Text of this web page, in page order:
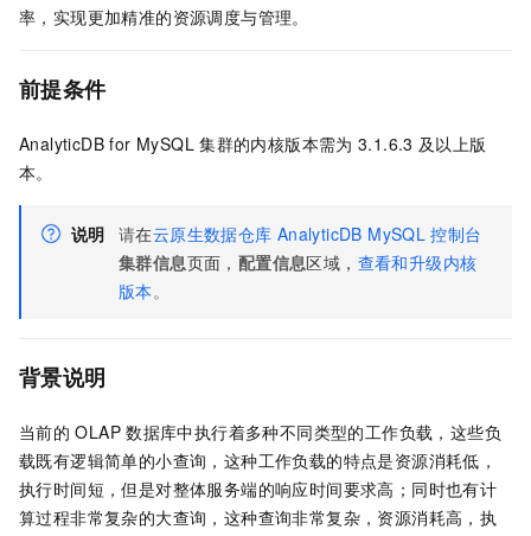
率，实现更加精准的资源调度与管理。
前提条件
AnalyticDB for MySQL 集群的内核版本需为 3.1.6.3 及以上版
本。
说明 请在云原生数据仓库 AnalyticDB MySQL 控制台
集群信息页面， 配置信息区域， 查看和升级内核
版本。
背景说明
当前的 OLAP 数据库中执行着多种不同类型的工作负载，这些负
载既有逻辑简单的小查询，这种工作负载的特点是资源消耗低，
执行时间短，但是对整体服务端的响应时间要求高；同时也有计
算过程非常复杂的大查询，这种查询非常复杂，资源消耗高，执